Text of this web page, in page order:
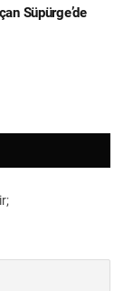
Süpürge’de